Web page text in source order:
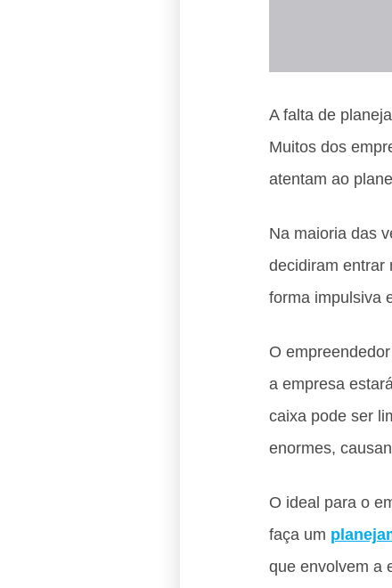
A falta de
Muitos dos
atentam ao
Na maioria das
decidiram entrar
forma impulsiva
O
a empresa
caixa pode ser
enormes,
O ideal para o
faça um
que envolvem a